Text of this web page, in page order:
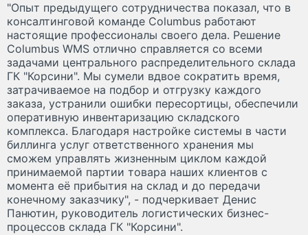
"Опыт предыдущего сотрудничества показал, что в
консалтинговой команде Columbus работают
настоящие профессионалы своего дела. Решение
Columbus WMS отлично справляется со всеми
задачами центрального распределительного склада
ГК "Корсини". Мы сумели вдвое сократить время,
затрачиваемое на подбор и отгрузку каждого
заказа, устранили ошибки пересортицы, обеспечили
оперативную инвентаризацию складского
комплекса. Благодаря настройке системы в части
биллинга услуг ответственного хранения мы
сможем управлять жизненным циклом каждой
принимаемой партии товара наших клиентов с
момента её прибытия на склад и до передачи
конечному заказчику", - подчеркивает Денис
Панютин, руководитель логистических бизнес-
процессов склада ГК "Корсини".